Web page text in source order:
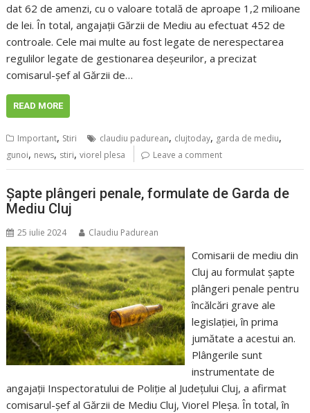
dat 62 de amenzi, cu o valoare totală de aproape 1,2 milioane
de lei. În total, angajații Gărzii de Mediu au efectuat 452 de
controale. Cele mai multe au fost legate de nerespectarea
regulilor legate de gestionarea deșeurilor, a precizat
comisarul-șef al Gărzii de…
READ MORE
Important, Stiri claudiu padurean, clujtoday, garda de mediu,
gunoi, news, stiri,viorel plesa Leave a comment
Șapte plângeri penale, formulate de Garda de
Mediu Cluj
25 iulie 2024 Claudiu Padurean
Comisarii de mediu din
Cluj au formulat șapte
plângeri penale pentru
încălcări grave ale
legislației, în prima
jumătate a acestui an.
Plângerile sunt
instrumentate de
angajații Inspectoratului de Poliție al Județului Cluj, a afirmat
comisarul-șef al Gărzii de Mediu Cluj, Viorel Pleșa. În total, în